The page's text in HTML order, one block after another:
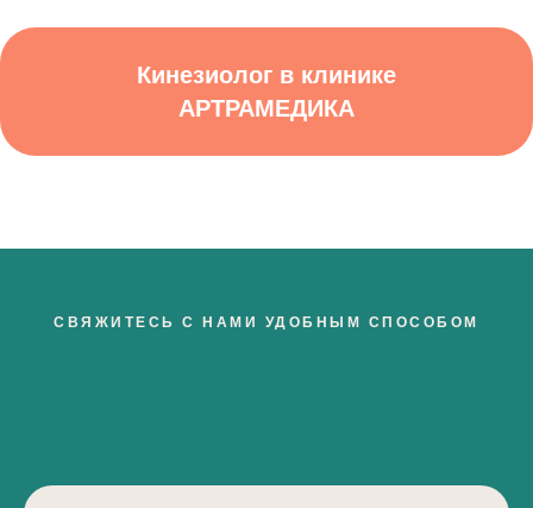
Кинезиолог в клинике
АРТРАМЕДИКА
СВЯЖИТЕСЬ С НАМИ УДОБНЫМ СПОСОБОМ